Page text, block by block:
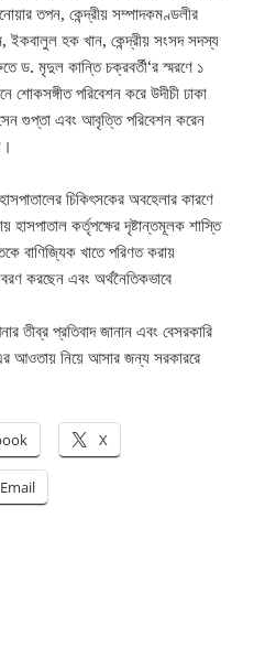
তপন, কেন্দ্রীয় সম্পাদকমণ্ডলীর
ইকবালুল হক খান, কেন্দ্রীয় সংসদ সদস্য
ড. মৃদুল কান্তি চক্রবর্তী‘র স্মরণে ১
শোকসঙ্গীত পরিবেশন করে উদীচী ঢাকা
গুপ্তা এবং আবৃত্তি পরিবেশন করেন
চিকিৎসকের অবহেলার কারণে
কর্তৃপক্ষের দৃষ্টান্তমূলক শাস্তি
বাণিজ্যিক খাতে পরিণত করায়
করছেন এবং অর্থনৈতিকভাবে
তীব্র প্রতিবাদ জানান এবং বেসরকারি
আওতায় নিয়ে আসার জন্য সরকাররে
X
Email